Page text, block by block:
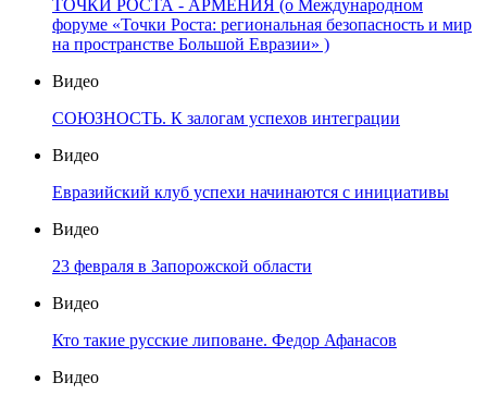
ТОЧКИ РОСТА - АРМЕНИЯ (о Международном
форуме «Точки Роста: региональная безопасность и мир
на пространстве Большой Евразии» )
Видео
СОЮЗНОСТЬ. К залогам успехов интеграции
Видео
Евразийский клуб успехи начинаются с инициативы
Видео
23 февраля в Запорожской области
Видео
Кто такие русские липоване. Федор Афанасов
Видео